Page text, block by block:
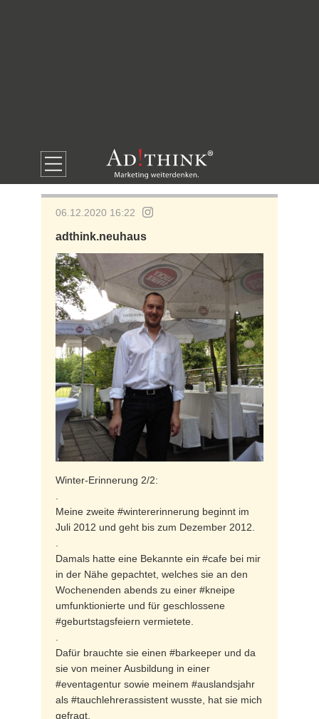
06.12.2020 16:22
adthink.neuhaus
Winter-Erinnerung 2/2:
Meine zweite #wintererinnerung beginnt im
Juli 2012 und geht bis zum Dezember 2012.
Damals hatte eine Bekannte ein #cafe bei mir
in der Nähe gepachtet, welches sie an den
Wochenenden abends zu einer #kneipe
umfunktionierte und für geschlossene
#geburtstagsfeiern vermietete.
Dafür brauchte sie einen #barkeeper und da
sie von meiner Ausbildung in einer
#eventagentur sowie meinem #auslandsjahr
als #tauchlehrerassistent wusste, hat sie mich
gefragt.